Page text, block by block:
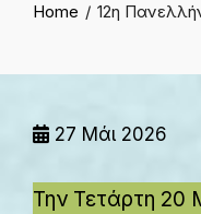
Home 12η
27 Μάι 2026
Την Τετάρτη 20